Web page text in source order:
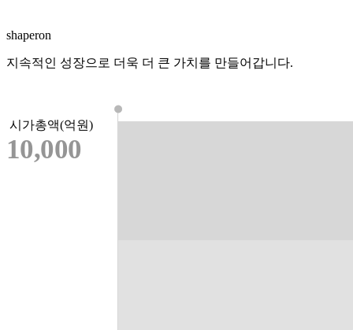
shaperon
지속적인 성장으로 더욱 더 큰 가치를 만들어갑니다.
시가총액(억원)
10,000